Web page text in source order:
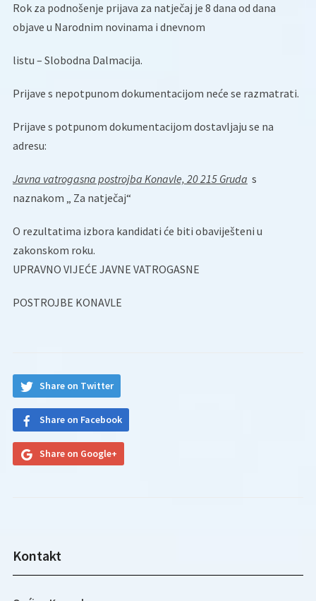
Rok za podnošenje prijava za natječaj je 8 dana od dana
objave u Narodnim novinama i dnevnom
listu – Slobodna Dalmacija.
Prijave s nepotpunom dokumentacijom neće se razmatrati.
Prijave s potpunom dokumentacijom dostavljaju se na
adresu:
Javna vatrogasna postrojba Konavle, 20 215 Gruda s
naznakom „ Za natječaj“
O rezultatima izbora kandidati će biti obaviješteni u
zakonskom roku.
UPRAVNO VIJEĆE JAVNE VATROGASNE
POSTROJBE KONAVLE
Share on Twitter
Share on Facebook
Share on Google+
Kontakt